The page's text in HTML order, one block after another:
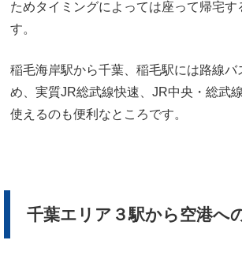
ためタイミングによっては座って帰宅す
す。
稲毛海岸駅から千葉、稲毛駅には路線バ
め、実質JR総武線快速、JR中央・総武
使えるのも便利なところです。
千葉エリア３駅から空港へ